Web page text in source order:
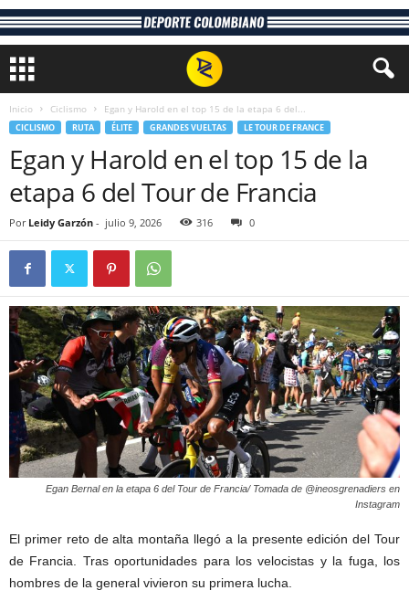
Inicio Ciclismo Egan y Harold en el top 15 de la etapa 6 del...
CICLISMO RUTA ÉLITE GRANDES VUELTAS LE TOUR DE FRANCE
Egan y Harold en el top 15 de la
etapa 6 del Tour de Francia
Por Leidy Garzón - julio 9, 2026 316 0
Egan Bernal en la etapa 6 del Tour de Francia/ Tomada de @ineosgrenadiers en
Instagram
El primer reto de alta montaña llegó a la presente edición del Tour
de Francia. Tras oportunidades para los velocistas y la fuga, los
hombres de la general vivieron su primera lucha.